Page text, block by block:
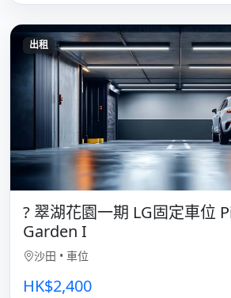
出租
?️ 翠湖花園一期 LG固定車位
Garden I
沙田 • 車位
HK$2,400